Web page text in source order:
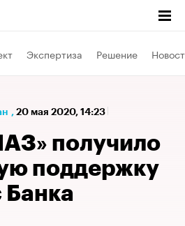
Экспертиза Решение
, 20 мая 2020, 14:23
получило
поддержку
Банка